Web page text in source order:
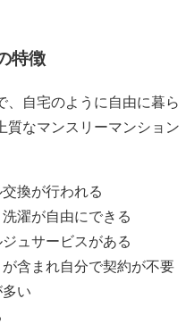
特徴
、自宅のように自由に暮ら
質なマンスリーマンション
換が行われる
濯が自由にできる
ュサービスがある
含まれ自分で契約が不要
い